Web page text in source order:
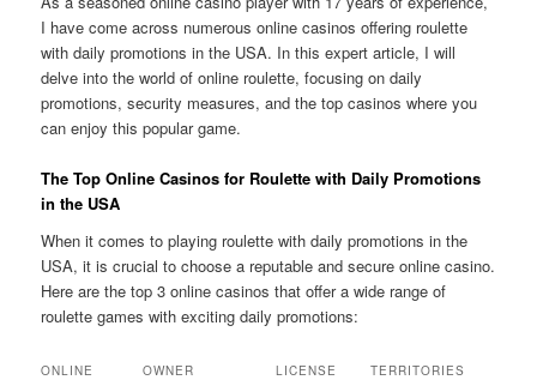
I have come across numerous online casinos offering roulette
with daily promotions in the USA. In this expert article, I will
delve into the world of online roulette, focusing on daily
promotions, security measures, and the top casinos where you
can enjoy this popular game.
The Top Online Casinos for Roulette with Daily Promotions
in the USA
When it comes to playing roulette with daily promotions in the
USA, it is crucial to choose a reputable and secure online casino.
Here are the top 3 online casinos that offer a wide range of
roulette games with exciting daily promotions:
ONLINE
OWNER LICENSE TERRITORIES